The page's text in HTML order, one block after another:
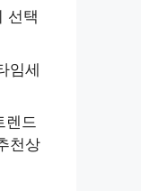
선택
임세
렌드
천상